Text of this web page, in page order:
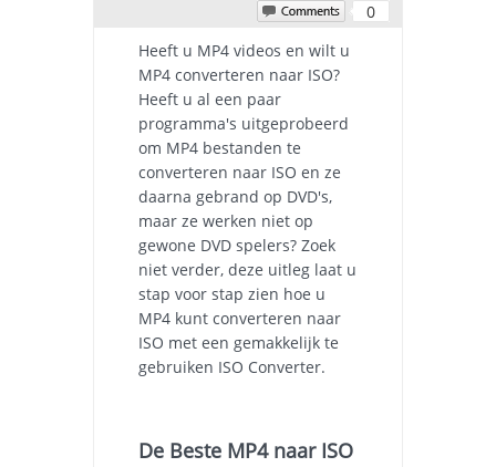
0
Heeft u MP4 videos en wilt u
MP4 converteren naar ISO?
Heeft u al een paar
programma's uitgeprobeerd
om MP4 bestanden te
converteren naar ISO en ze
daarna gebrand op DVD's,
maar ze werken niet op
gewone DVD spelers? Zoek
niet verder, deze uitleg laat u
stap voor stap zien hoe u
MP4 kunt converteren naar
ISO met een gemakkelijk te
gebruiken ISO Converter.
De Beste MP4 naar ISO